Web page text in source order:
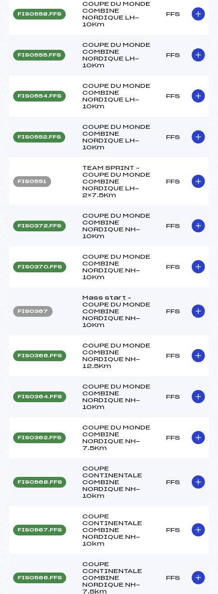
FIS0558.FFS
COUPE DU MONDE
COMBINE
NORDIQUE LH-
10Km
FFS
FIS0555.FFS
COUPE DU MONDE
COMBINE
NORDIQUE LH-
10Km
FFS
FIS0554.FFS
COUPE DU MONDE
COMBINE
NORDIQUE LH-
10Km
FFS
FIS0552.FFS
COUPE DU MONDE
COMBINE
NORDIQUE LH-
10Km
FFS
FIS0551
TEAM SPRINT –
COUPE DU MONDE
COMBINE
NORDIQUE LH-
2×7.5Km
FFS
FIS0372.FFS
COUPE DU MONDE
COMBINE
NORDIQUE NH-
10Km
FFS
FIS0370.FFS
COUPE DU MONDE
COMBINE
NORDIQUE NH-
10Km
FFS
FIS0367
Mass start –
COUPE DU MONDE
COMBINE
NORDIQUE NH-
10Km
FFS
FIS0366.FFS
COUPE DU MONDE
COMBINE
NORDIQUE NH-
12.5Km
FFS
FIS0364.FFS
COUPE DU MONDE
COMBINE
NORDIQUE NH-
10Km
FFS
FIS0362.FFS
COUPE DU MONDE
COMBINE
NORDIQUE NH-
7.5Km
FFS
FIS0568.FFS
COUPE
CONTINENTALE
COMBINE
NORDIQUE NH-
10km
FFS
FIS0567.FFS
COUPE
CONTINENTALE
COMBINE
NORDIQUE NH-
10km
FFS
FIS0566.FFS
COUPE
CONTINENTALE
COMBINE
NORDIQUE NH-
7.5km
FFS